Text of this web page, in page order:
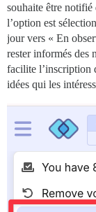
souhaite être notifié
l’option est
jour vers « En
rester informés des
facilite l’inscription
idées qui les